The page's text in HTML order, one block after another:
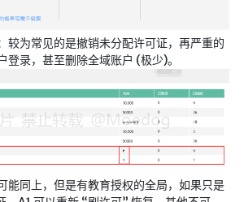
较为常见的是撤销未分配许可证，再严重的
登录，甚至删除全域账户 (极少)。
能同上，但是有教育授权的全局，如果只是
杀